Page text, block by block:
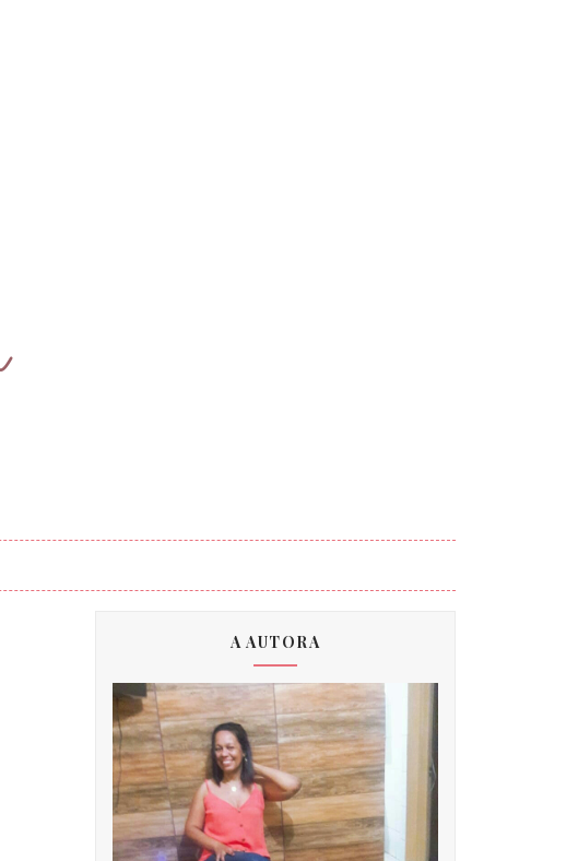
A AUTORA